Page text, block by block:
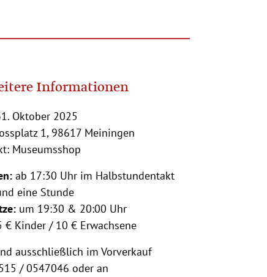
Informationen
Oktober 2025
1, 98617 Meiningen
Museumsshop
ab 17:30 Uhr im Halbstundentakt
eine Stunde
um 19:30 & 20:00 Uhr
€ Kinder / 10 € Erwachsene
ausschließlich im Vorverkauf
/ 0547046 oder an